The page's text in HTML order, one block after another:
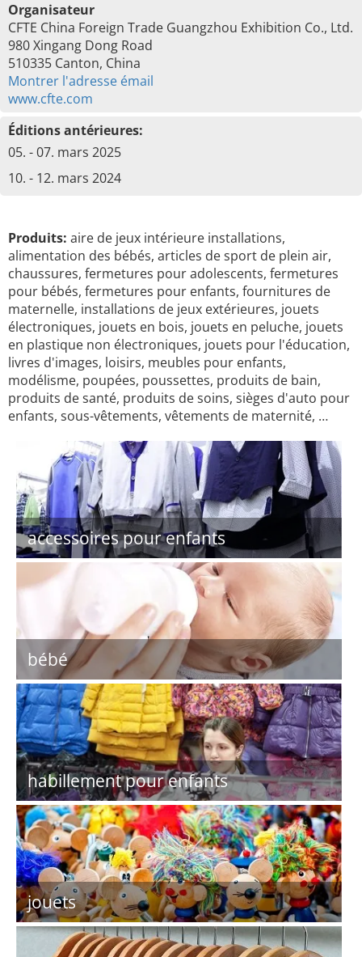
Organisateur
CFTE China Foreign Trade Guangzhou Exhibition Co., Ltd.
980 Xingang Dong Road
510335 Canton, China
Montrer l'adresse émail
www.cfte.com
Éditions antérieures:
05. - 07. mars 2025
10. - 12. mars 2024
Produits: aire de jeux intérieure installations,
alimentation des bébés, articles de sport de plein air,
chaussures, fermetures pour adolescents, fermetures
pour bébés, fermetures pour enfants, fournitures de
maternelle, installations de jeux extérieures, jouets
électroniques, jouets en bois, jouets en peluche, jouets
en plastique non électroniques, jouets pour l'éducation,
livres d'images, loisirs, meubles pour enfants,
modélisme, poupées, poussettes, produits de bain,
produits de santé, produits de soins, sièges d'auto pour
enfants, sous-vêtements, vêtements de maternité, …
accessoires pour enfants
bébé
habillement pour enfants
jouets